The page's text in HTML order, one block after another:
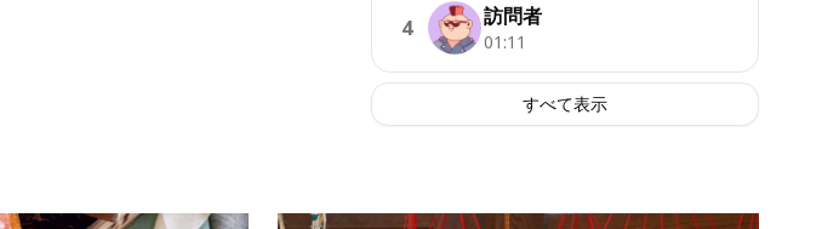
4 訪問者
01:11
すべて表示